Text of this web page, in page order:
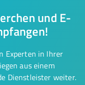
und E-
Experten in Ihrer
aus einem
Dienstleister weiter.